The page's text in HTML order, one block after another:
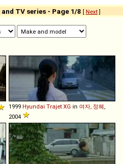
TV series - Page 1/8 [ Next]
1999 Hyundai Trajet XG in 여자, 정혜
2004